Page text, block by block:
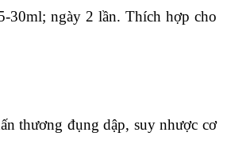
30ml; ngày 2 lần. Thích hợp cho
thương đụng dập, suy nhược cơ